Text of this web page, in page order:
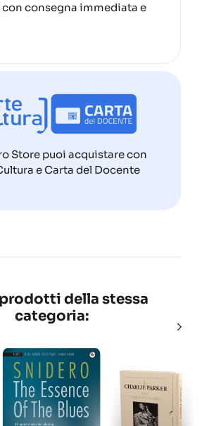
consegna immediata e
Store puoi acquistare con
e Carta del Docente
della stessa
categoria: